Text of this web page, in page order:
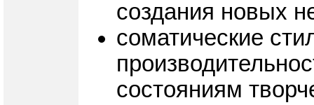
создания новых
соматические
состояниям